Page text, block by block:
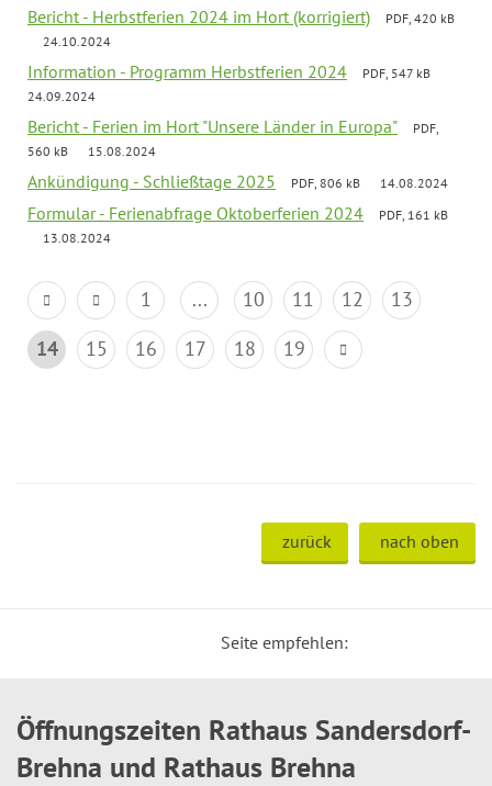
Bericht - Herbstferien 2024 im Hort (korrigiert)
PDF, 420 kB
24.10.2024
Information - Programm Herbstferien 2024
PDF, 547 kB
24.09.2024
Bericht - Ferien im Hort "Unsere Länder in Europa"
PDF,
560 kB
15.08.2024
Ankündigung - Schließtage 2025 PDF, 806 kB 14.08.2024
Formular - Ferienabfrage Oktoberferien 2024
PDF, 161 kB
13.08.2024
1 ... 10 11 12
13
14
15 16 17 18 19
zurück nach oben
Seite empfehlen:
Öffnungszeiten Rathaus Sandersdorf-
Brehna und Rathaus Brehna